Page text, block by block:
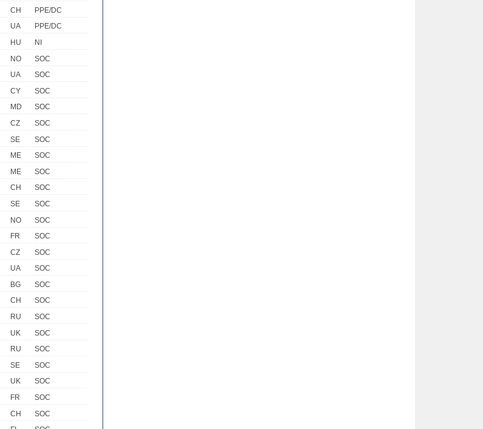
CH
PPE/DC
UA
PPE/DC
HU
NI
NO
SOC
UA
SOC
CY
SOC
MD
SOC
CZ
SOC
SE
SOC
ME
SOC
ME
SOC
CH
SOC
SE
SOC
NO
SOC
FR
SOC
CZ
SOC
UA
SOC
BG
SOC
CH
SOC
RU
SOC
UK
SOC
RU
SOC
SE
SOC
UK
SOC
FR
SOC
CH
SOC